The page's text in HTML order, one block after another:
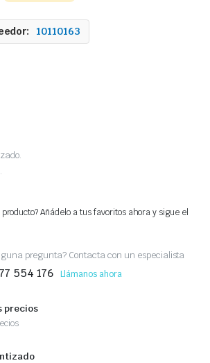
10110163
Añádelo a tus favoritos ahora y sigue el
pregunta? Contacta con un especialista
554 176 Llámanos ahora
precios